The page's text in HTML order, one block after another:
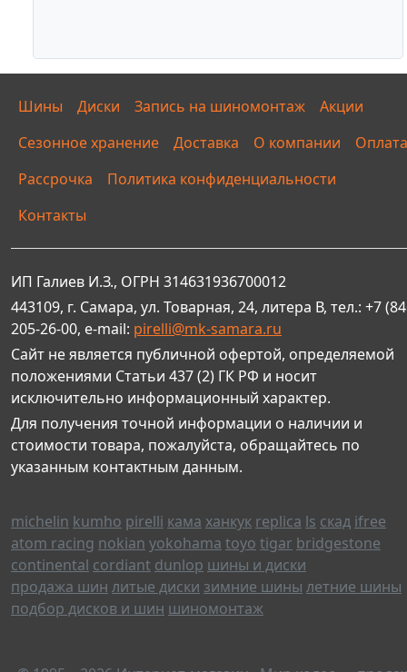
Шины Диски Запись на шиномонтаж
Акции
Сезонное хранение
Доставка О компании
Оплата
Рассрочка
Политика конфиденциальности
Контакты
ИП Галиев И.З., ОГРН 314631936700012
443109, г. Самара, ул. Товарная, 24, литера В, тел.: +7
205-26-00, e-mail: pirelli@mk-samara.ru
Сайт не является публичной офертой, определяемой
положениями Статьи 437 (2) ГК РФ и носит
исключительно информационный характер.
Для получения точной информации о наличии и
стоимости товара, пожалуйста, обращайтесь по
указанным контактным данным.
michelin kumho pirelli кама ханкук replica ls скад ifree
atom racing nokian yokohama toyo tigar bridgestone
continental cordiant dunlop шины и диски
продажа шин литые диски зимние шины летние шины
подбор дисков и шин шиномонтаж